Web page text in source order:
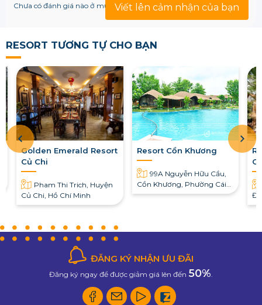
Viết lên cảm nhận của bạn
Chưa có đánh giá nào ở mục này!
RESORT TƯƠNG TỰ CHO BẠN
Golden Emerald Resort
Củ Chi
Pham Thi Trich, Huyện
Củ Chi, Hồ Chí Minh
Resort Cồn Khương
99A Nguyễn Hữu Cầu,
Cồn Khương, Phường Cái
Khế, Quận Ninh Kiều, Cần
ĐĂNG KÝ NHẬN ƯU ĐÃI
Đăng ký ngay để được giảm giá lên đến 50%.